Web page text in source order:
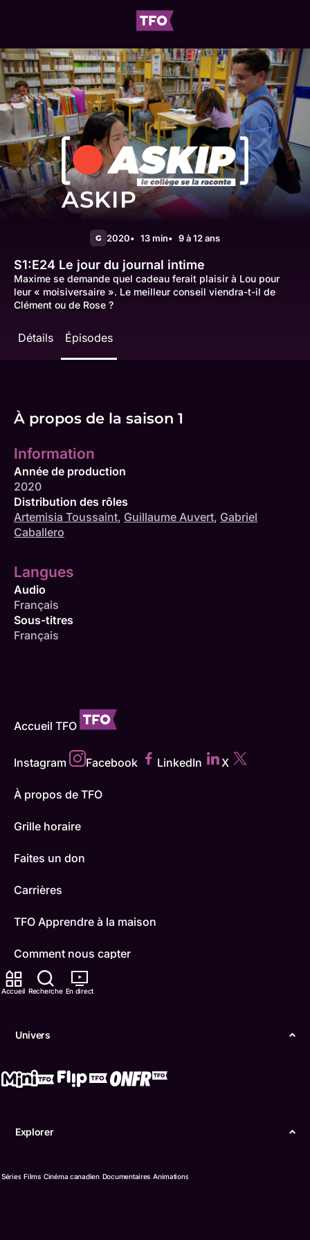
Accueil Recherche En direct
Univers
Explorer
Séries Films Cinéma canadien Documentaires Animations
ASKIP
G 2020 13 min 9 à 12 ans
S1:E24 Le jour du journal intime
Maxime se demande quel cadeau ferait plaisir à Lou pour
leur « moisiversaire ». Le meilleur conseil viendra-t-il de
Clément ou de Rose ?
Détails Épisodes
À propos de la saison 1
Information
Année de production
2020
Distribution des rôles
Artemisia Toussaint, Guillaume Auvert, Gabriel
Caballero
Langues
Audio
Français
Sous-titres
Français
Accueil TFO
Instagram Facebook LinkedIn X
À propos de TFO
Grille horaire
Faites un don
Carrières
TFO Apprendre à la maison
Comment nous capter
Contactez-nous
Boukili
Confidentialité